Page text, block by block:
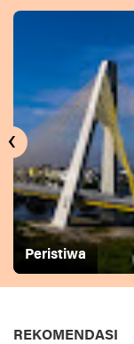
Peristiwa
‹
REKOMENDASI